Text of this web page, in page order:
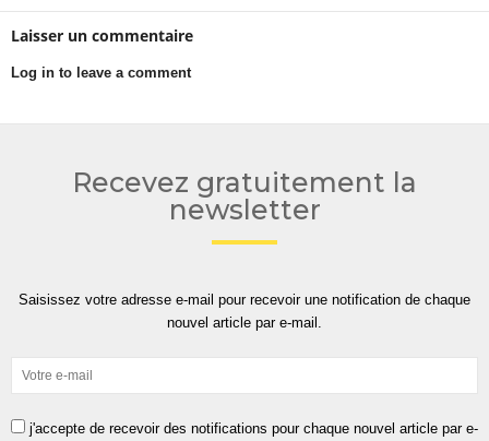
Laisser un commentaire
Log in to leave a comment
Recevez gratuitement la
newsletter
Saisissez votre adresse e-mail pour recevoir une notification de chaque
nouvel article par e-mail.
j'accepte de recevoir des notifications pour chaque nouvel article par e-